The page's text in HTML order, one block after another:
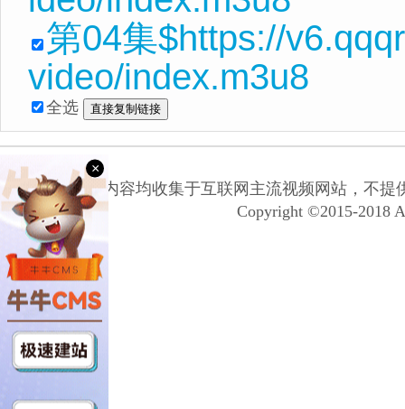
第04集$https://
video/index.m3u8
全选
本网站所有内容均收集于互联网主流视频网站，不
Copyright ©2015-2018
×